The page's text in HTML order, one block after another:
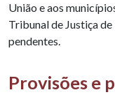
União e aos
Tribunal de Justiça
pendentes.
Provisões e